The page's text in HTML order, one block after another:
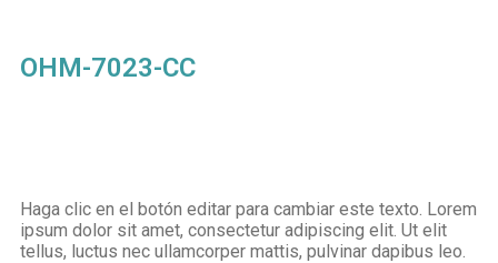
OHM-7023-CC
Haga clic en el botón editar para cambiar este texto. Lorem
ipsum dolor sit amet, consectetur adipiscing elit. Ut elit
tellus, luctus nec ullamcorper mattis, pulvinar dapibus leo.